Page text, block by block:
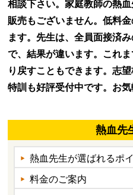
相談下さい。家庭教師の熱
販売もございません。低料
ます。先生は、全員面接済
で、結果が違います。これ
り戻すこともできます。志
特訓も好評受付中です。お気
熱血先
熱血先生が選ばれるポ
料金のご案内